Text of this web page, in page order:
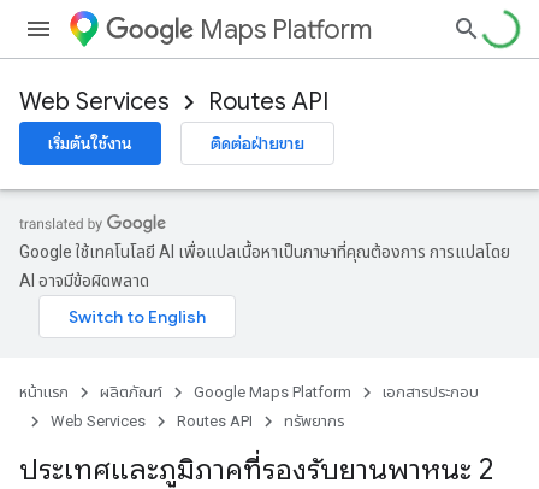
Maps Platform
Web Services Routes API
เริ่มต้นใช้งาน ติดต่อฝ่ายขาย
Google ใช้เทคโนโลยี AI เพื่อแปลเนื้อหาเป็นภาษาที่คุณต้องการ การแปลโดย
AI อาจมีข้อผิดพลาด
หน้าแรก ผลิตภัณฑ์ Google Maps Platform
เอกสารประกอบ
Web Services
Routes API ทรัพยากร
ประเทศและภูมิภาคที่รองรับยานพาหนะ 2